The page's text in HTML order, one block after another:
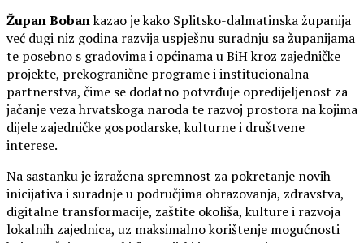
Župan Bobankazao je kako Splitsko-dalmatinska županija
već dugi niz godina razvija uspješnu suradnju sa županijama
te posebno s gradovima i općinama u BiH kroz zajedničke
projekte, prekogranične programe i institucionalna
partnerstva, čime se dodatno potvrđuje opredijeljenost za
jačanje veza hrvatskoga naroda te razvoj prostora na kojima
dijele zajedničke gospodarske, kulturne i društvene
interese.
Na sastanku je izražena spremnost za pokretanje novih
inicijativa i suradnje u područjima obrazovanja, zdravstva,
digitalne transformacije, zaštite okoliša, kulture i razvoja
lokalnih zajednica, uz maksimalno korištenje mogućnosti